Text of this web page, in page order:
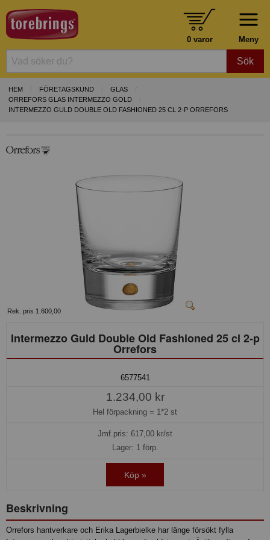
Meny
0 varor
Sök
HEM FÖRETAGSKUND
GLAS
ORREFORS GLAS INTERMEZZO GOLD
INTERMEZZO GULD DOUBLE OLD FASHIONED 25 CL 2-P ORREFORS
Rek. pris 1.600,00
Intermezzo Guld Double Old Fashioned 25 cl 2-p
Orrefors
6577541
1.234,00 kr
Hel förpackning = 1*2 st
Jmf.pris: 617,00 kr/st
Lager: 1 förp.
Köp »
Beskrivning
Orrefors hantverkare och Erika Lagerbielke har länge försökt fylla